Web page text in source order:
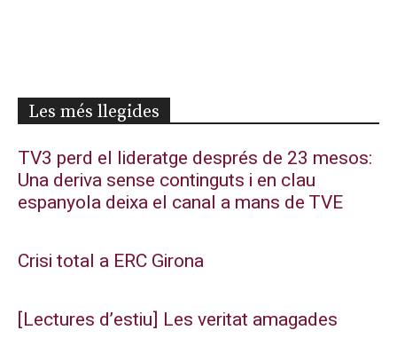
Les més llegides
TV3 perd el lideratge després de 23 mesos:
Una deriva sense continguts i en clau
espanyola deixa el canal a mans de TVE
Crisi total a ERC Girona
[Lectures d’estiu] Les veritat amagades